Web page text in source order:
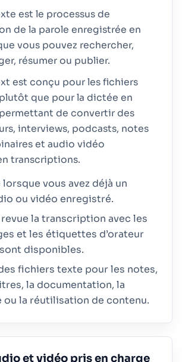
est le processus de
de la parole enregistrée en
vous pouvez rechercher,
résumer ou publier.
est conçu pour les fichiers
que pour la dictée en
de convertir des
interviews, podcasts, notes
et audio vidéo
transcriptions.
lorsque vous avez déjà un
ou vidéo enregistré.
revue la transcription avec les
et les étiquettes d’orateur
disponibles.
fichiers texte pour les notes,
la documentation, la
ou la réutilisation de contenu.
et vidéo pris en charge